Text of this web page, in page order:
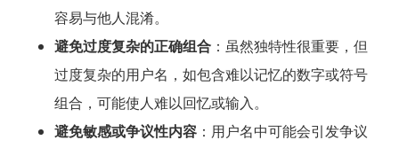
容易与他人混淆。
避免过度复杂的正确组合：虽然独特性很重要，但
过度复杂的用户名，如包含难以记忆的数字或符号
组合，可能使人难以回忆或输入。
避免敏感或争议性内容：用户名中可能会引发争议